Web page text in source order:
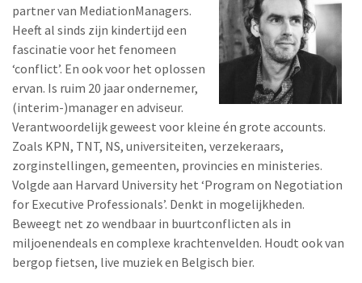
partner van MediationManagers.
Heeft al sinds zijn kindertijd een
fascinatie voor het fenomeen
‘conflict’. En ook voor het oplossen
ervan. Is ruim 20 jaar ondernemer,
(interim-)manager en adviseur.
Verantwoordelijk geweest voor kleine én grote accounts.
Zoals KPN, TNT, NS, universiteiten, verzekeraars,
zorginstellingen, gemeenten, provincies en ministeries.
Volgde aan Harvard University het ‘Program on Negotiation
for Executive Professionals’. Denkt in mogelijkheden.
Beweegt net zo wendbaar in buurtconflicten als in
miljoenendeals en complexe krachtenvelden. Houdt ook van
bergop fietsen, live muziek en Belgisch bier.